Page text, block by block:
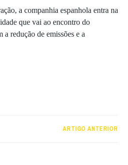
a companhia espanhola entra na
que vai ao encontro do
redução de emissões e a
ARTIGO ANTERIOR